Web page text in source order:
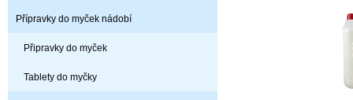
Přípravky do myček nádobí
Připravky do myček
Tablety do myčky